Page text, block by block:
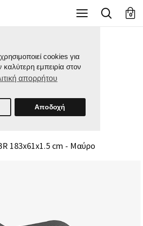
cookies για
καλύτερη εμπειρία στον
απορρήτου
X
Αποδοχή
0
183x61x1.5 cm - Μαύρο